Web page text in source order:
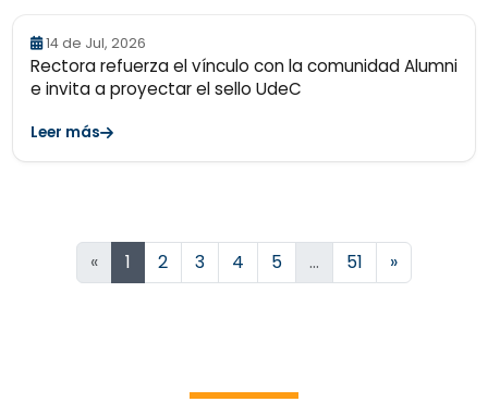
14 de Jul, 2026
Rectora refuerza el vínculo con la comunidad Alumni
e invita a proyectar el sello UdeC
Leer más
« 1 2 3 4 5 … 51 »Siguiente